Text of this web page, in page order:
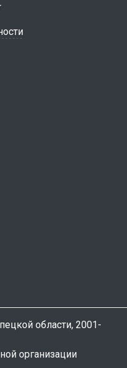
области, 2001-
организации